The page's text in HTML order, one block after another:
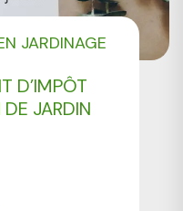
D’IMPÔT
DE JARDIN
JARDINAGE